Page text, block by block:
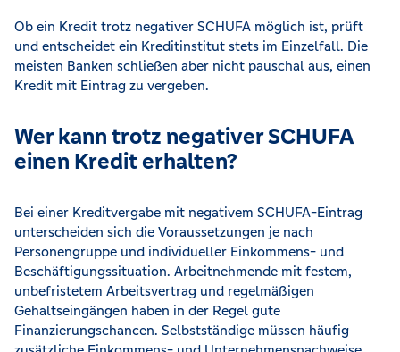
Ob ein Kredit trotz negativer SCHUFA möglich ist, prüft
und entscheidet ein Kreditinstitut stets im Einzelfall. Die
meisten Banken schließen aber nicht pauschal aus, einen
Kredit mit Eintrag zu vergeben.
Wer kann trotz negativer SCHUFA
einen Kredit erhalten?
Bei einer Kreditvergabe mit negativem SCHUFA-Eintrag
unterscheiden sich die Voraussetzungen je nach
Personengruppe und individueller Einkommens- und
Beschäftigungssituation. Arbeitnehmende mit festem,
unbefristetem Arbeitsvertrag und regelmäßigen
Gehaltseingängen haben in der Regel gute
Finanzierungschancen. Selbstständige müssen häufig